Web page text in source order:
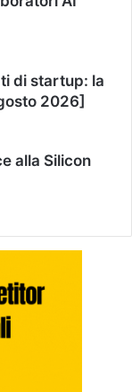
di startup: la
2026]
alla Silicon